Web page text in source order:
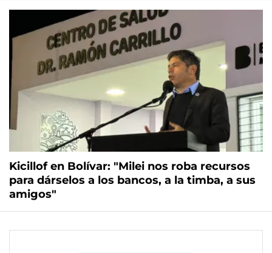
Kicillof en Bolívar: "Milei nos roba recursos
para dárselos a los bancos, a la timba, a sus
amigos"